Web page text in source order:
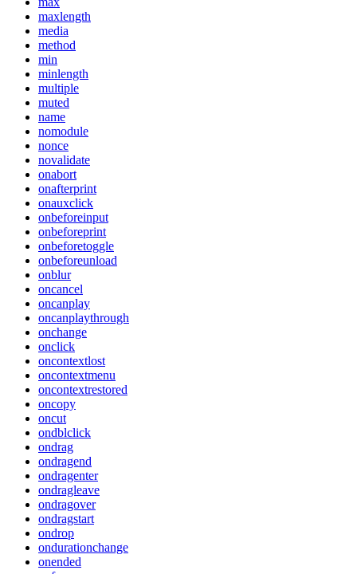
maxlength
media
method
min
minlength
multiple
muted
name
nomodule
nonce
novalidate
onabort
onafterprint
onauxclick
onbeforeinput
onbeforeprint
onbeforetoggle
onbeforeunload
onblur
oncancel
oncanplay
oncanplaythrough
onchange
onclick
oncontextlost
oncontextmenu
oncontextrestored
oncopy
oncut
ondblclick
ondrag
ondragend
ondragenter
ondragleave
ondragover
ondragstart
ondrop
ondurationchange
onended